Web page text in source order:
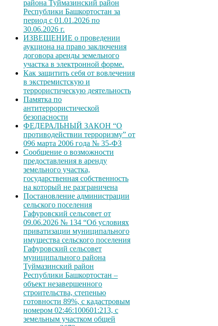
района Туймазинский район
Республики Башкортостан за
период с 01.01.2026 по
30.06.2026 г.
ИЗВЕЩЕНИЕ о проведении
аукциона на право заключения
договора аренды земельного
участка в электронной форме.
Как защитить себя от вовлечения
в экстремистскую и
террористическую деятельность
Памятка по
антитеррористической
безопасности
ФЕДЕРАЛЬНЫЙ ЗАКОН “О
противодействии терроризму” от
096 марта 2006 года № 35-ФЗ
Сообщение о возможности
предоставления в аренду
земельного участка,
государственная собственность
на который не разграничена
Постановление администрации
сельского поселения
Гафуровский сельсовет от
09.06.2026 № 134 “Об условиях
приватизации муниципального
имущества сельского поселения
Гафуровский сельсовет
муниципального района
Туймазинский район
Республики Башкортостан –
объект незавершенного
строительства, степенью
готовности 89%, с кадастровым
номером 02:46:100601:213, с
земельным участком общей